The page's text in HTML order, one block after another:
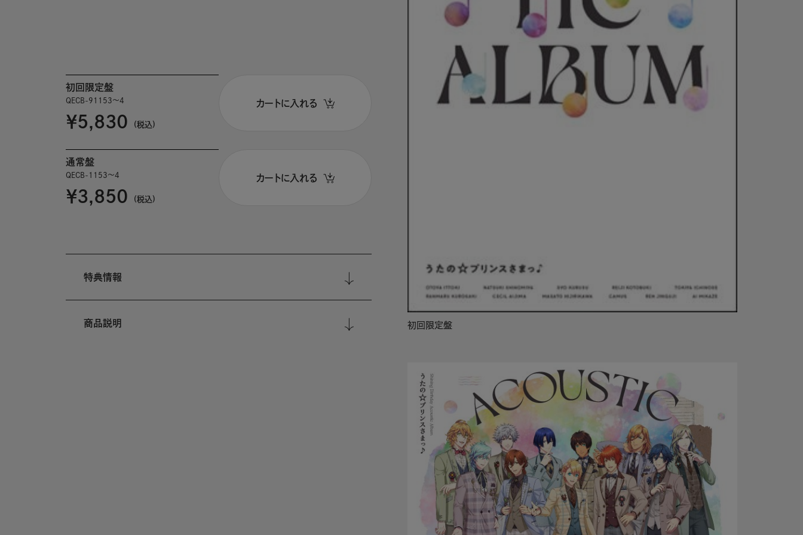
初回限定盤
QECB-91153～4
￥5,830 (税込)
カートに入れる
通常盤
QECB-1153～4
￥3,850 (税込)
カートに入れる
特典情報
商品説明 初回限定盤